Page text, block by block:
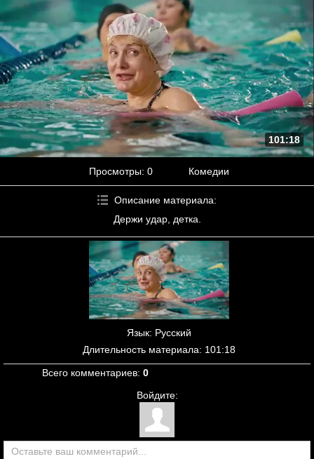
101:18
Просмотры: 0 Комедии
Описание материала:
Держи удар, детка.
Язык: Русский
Длительность материала: 101:18
Всего комментариев: 0
Войдите: